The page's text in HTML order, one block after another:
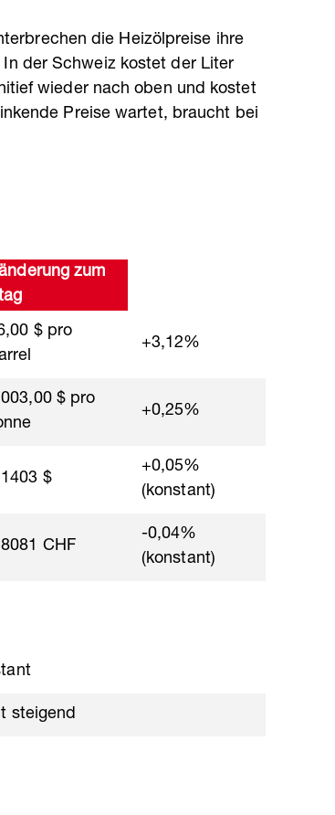
die Heizölpreise ihre
der Schweiz kostet der Liter
wieder nach oben und kostet
Preise wartet, braucht bei
zum
$ pro
+3,12%
$ pro
+0,25%
$
+0,05%
(konstant)
CHF
-0,04%
(konstant)
steigend